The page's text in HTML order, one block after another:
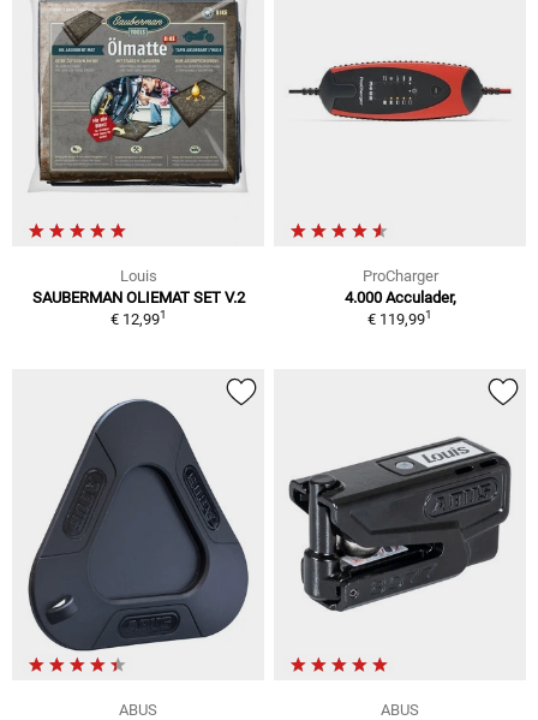
Louis
SAUBERMAN OLIEMAT SET V.2
€ 12,991
ProCharger
4.000 Acculader,
€ 119,991
ABUS
ABUS